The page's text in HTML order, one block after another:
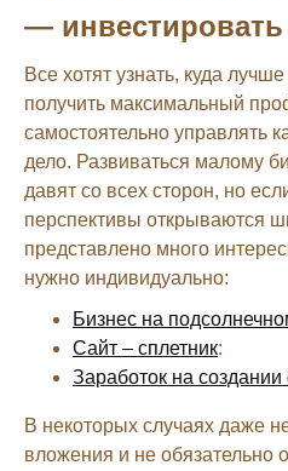
— инвестировать
Все хотят узнать, куда
получить максимальный
самостоятельно управлять
дело. Развиваться малому
давят со всех сторон, но
перспективы открываются
представлено много
нужно индивидуально:
Бизнес на
Сайт – сплетник:
Заработок на
В некоторых случаях даже
вложения и не обязательно